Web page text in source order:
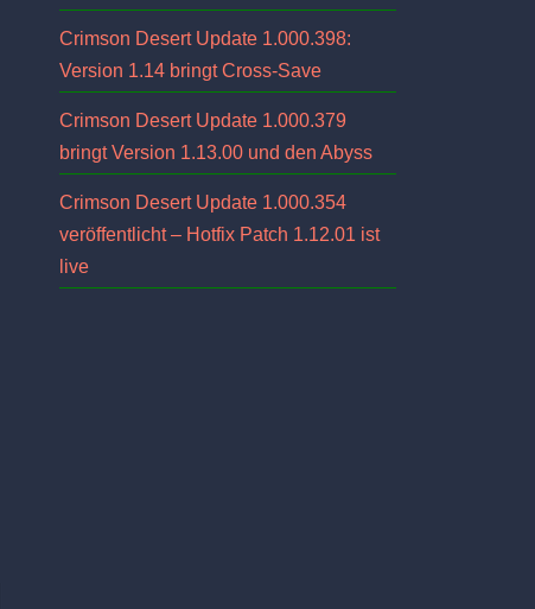
Crimson Desert Update 1.000.398:
Version 1.14 bringt Cross-Save
Crimson Desert Update 1.000.379
bringt Version 1.13.00 und den Abyss
Crimson Desert Update 1.000.354
veröffentlicht – Hotfix Patch 1.12.01 ist
live